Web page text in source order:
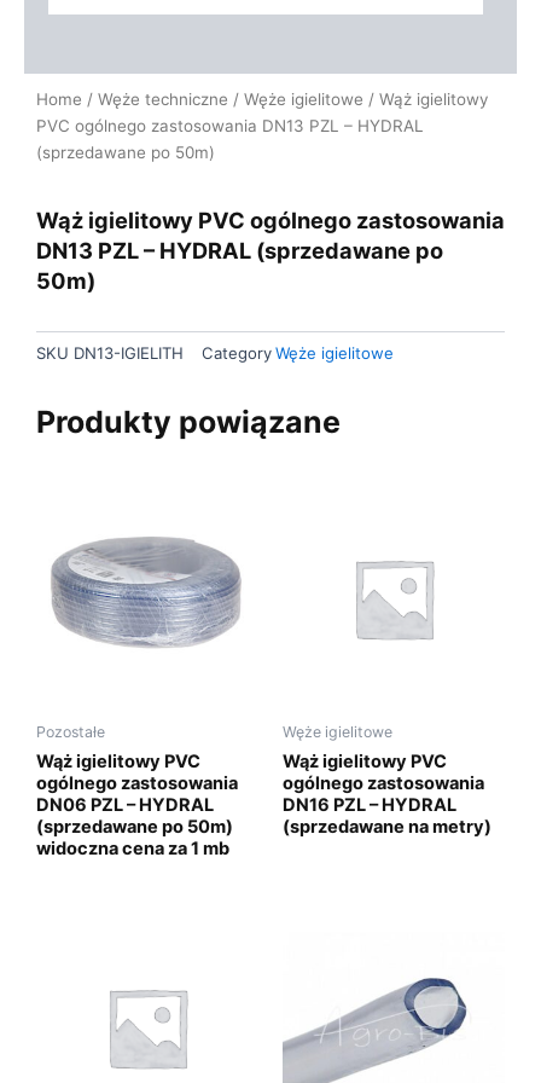
Home / Węże techniczne / Węże igielitowe / Wąż igielitowy
PVC ogólnego zastosowania DN13 PZL – HYDRAL
(sprzedawane po 50m)
Wąż igielitowy PVC ogólnego zastosowania
DN13 PZL – HYDRAL (sprzedawane po
50m)
SKU DN13-IGIELITH CategoryWęże igielitowe
Produkty powiązane
Pozostałe
Wąż igielitowy PVC
ogólnego zastosowania
DN06 PZL – HYDRAL
(sprzedawane po 50m)
widoczna cena za 1 mb
Węże igielitowe
Wąż igielitowy PVC
ogólnego zastosowania
DN16 PZL – HYDRAL
(sprzedawane na metry)